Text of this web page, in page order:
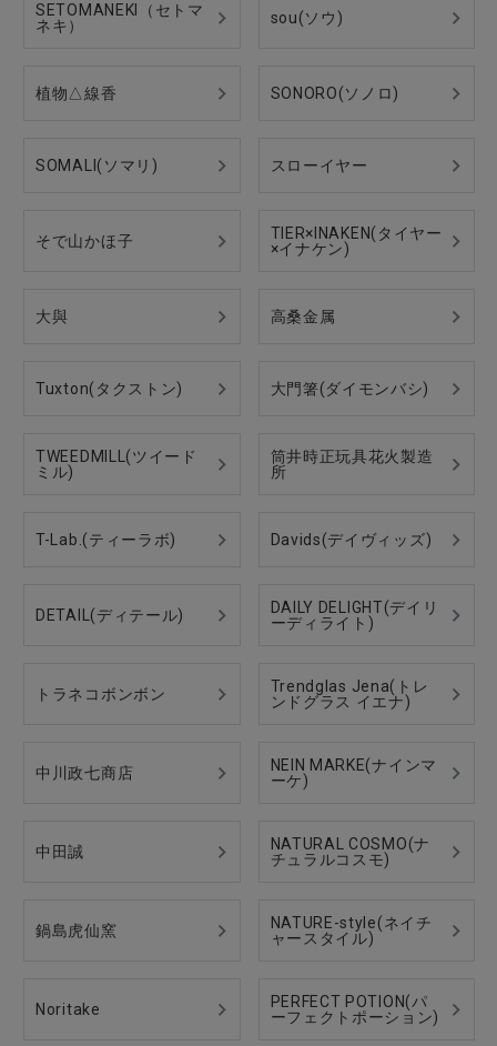
SETOMANEKI（セトマ
ネキ）
sou(ソウ)
植物△線香 SONORO(ソノロ)
SOMALI(ソマリ) スローイヤー
そで山かほ子
TIER×INAKEN(タイヤー
×イナケン)
大與 高桑金属
Tuxton(タクストン) 大門箸(ダイモンバシ)
TWEEDMILL(ツイード
ミル)
筒井時正玩具花火製造
所
T-Lab.(ティーラボ) Davids(デイヴィッズ)
DETAIL(ディテール)
DAILY DELIGHT(デイリ
ーディライト)
トラネコボンボン
Trendglas Jena(トレ
ンドグラス イエナ)
中川政七商店
NEIN MARKE(ナインマ
ーケ)
中田誠
NATURAL COSMO(ナ
チュラルコスモ)
鍋島虎仙窯
NATURE-style(ネイチ
ャースタイル)
Noritake
PERFECT POTION(パ
ーフェクトポーション)